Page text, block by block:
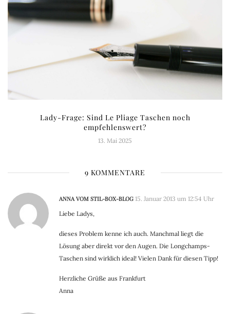
Lady-Frage: Sind Le Pliage Taschen noch
empfehlenswert?
13. Mai 2025
9 KOMMENTARE
ANNA VOM STIL-BOX-BLOG 15. Januar 2013 um 12:54 Uhr
Liebe Ladys,
dieses Problem kenne ich auch. Manchmal liegt die
Lösung aber direkt vor den Augen. Die Longchamps-
Taschen sind wirklich ideal! Vielen Dank für diesen Tipp!
Herzliche Grüße aus Frankfurt
Anna